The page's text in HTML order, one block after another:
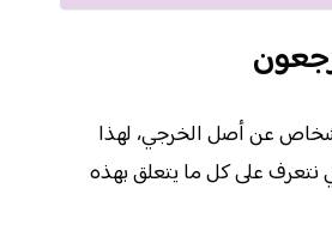
عن أصل الخرجي، لهذا
نتعرف على كل ما يتعلق بهذه